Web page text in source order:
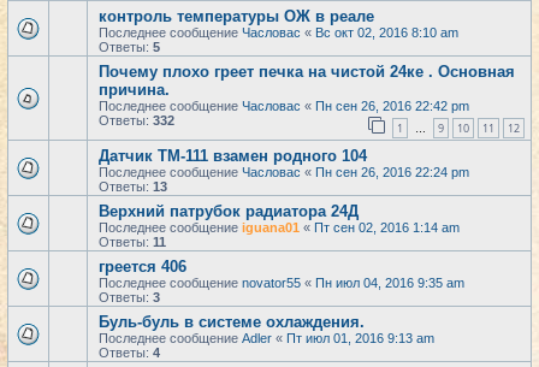
контроль температуры ОЖ в реале
Последнее сообщение Часловас « Вс окт 02, 2016 8:10 am
Ответы: 5
Почему плохо греет печка на чистой 24ке . Основная
причина.
Последнее сообщение Часловас « Пн сен 26, 2016 22:42 pm
Ответы: 332 1 … 9 10 11 12
Датчик ТМ-111 взамен родного 104
Последнее сообщение Часловас « Пн сен 26, 2016 22:24 pm
Ответы: 13
Верхний патрубок радиатора 24Д
Последнее сообщение iguana01 « Пт сен 02, 2016 1:14 am
Ответы: 11
греется 406
Последнее сообщение novator55 « Пн июл 04, 2016 9:35 am
Ответы: 3
Буль-буль в системе охлаждения.
Последнее сообщение Adler « Пт июл 01, 2016 9:13 am
Ответы: 4